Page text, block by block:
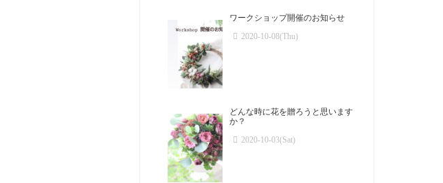
ワークショップ開催のお知らせ
2020-10-08(Thu)
どんな時に花を贈ろうと思います
か？
2020-10-03(Sat)